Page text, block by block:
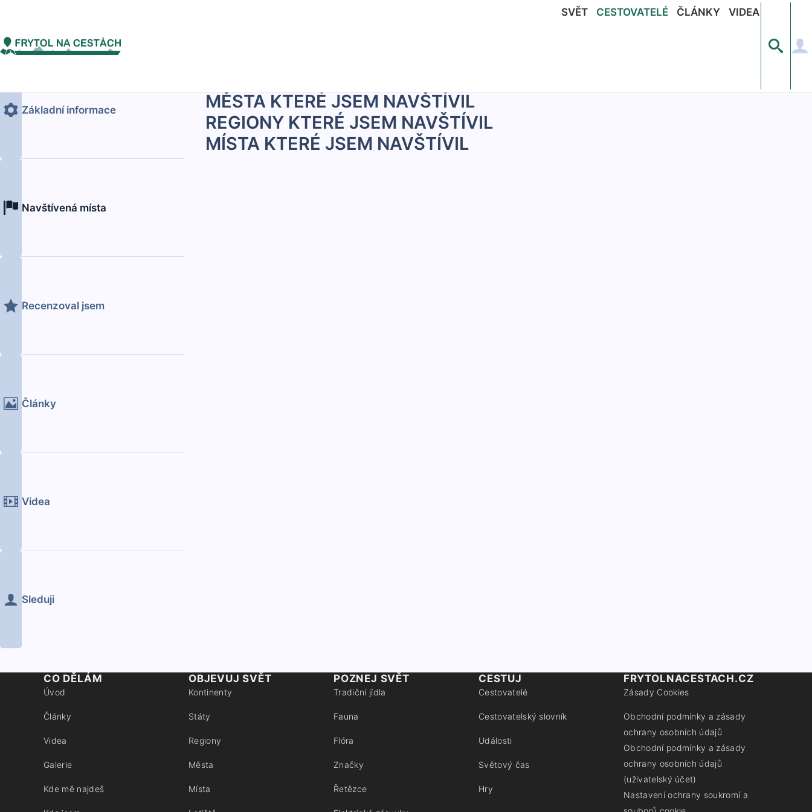
SVĚT CESTOVATELÉ ČLÁNKY VIDEA
frytolnacestach-test2
Základní informace
Navštívená místa
Recenzoval jsem
Články
Videa
Sleduji
MĚSTA KTERÉ JSEM NAVŠTÍVIL
REGIONY KTERÉ JSEM NAVŠTÍVIL
MÍSTA KTERÉ JSEM NAVŠTÍVIL
CO DĚLÁM
Úvod
Články
Videa
Galerie
Kde mě najdeš
OBJEVUJ SVĚT
Kontinenty
Státy
Regiony
Města
Místa
POZNEJ SVĚT
Tradiční jídla
Fauna
Flóra
Značky
Řetězce
CESTUJ
Cestovatelé
Cestovatelský slovník
Události
Světový čas
Hry
FRYTOLNACESTACH.CZ
Zásady Cookies
Obchodní podmínky a zásady
ochrany osobních údajů
Obchodní podmínky a zásady
ochrany osobních údajů
(uživatelský účet)
Nastavení ochrany soukromí a